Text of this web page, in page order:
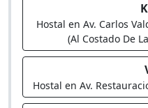
Hostal en Av. Carlos
(Al Costado De
Hostal en Av.